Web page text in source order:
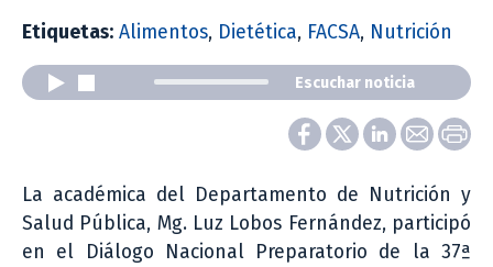
Etiquetas: Alimentos, Dietética, FACSA, Nutrición
Escuchar noticia
La académica del Departamento de Nutrición y
Salud Pública, Mg. Luz Lobos Fernández, participó
en el Diálogo Nacional Preparatorio de la 37ª